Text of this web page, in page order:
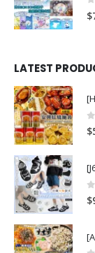
0
$
LATEST
0
$
0
$